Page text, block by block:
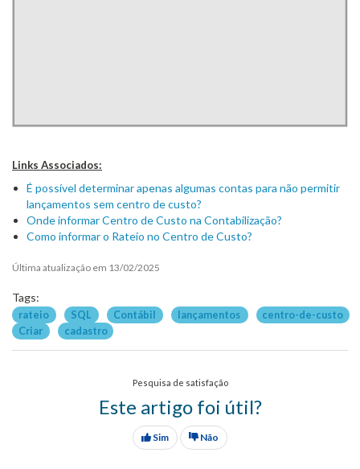
Links Associados:
É possível determinar apenas algumas contas para não permitir
lançamentos sem centro de custo?
Onde informar Centro de Custo na Contabilização?
Como informar o Rateio no Centro de Custo?
Última atualização em 13/02/2025
Tags:
rateio SQL Contábil lançamentos
centro-de-custo
Criar
cadastro
Pesquisa de satisfação
Este artigo foi útil?
Sim Não